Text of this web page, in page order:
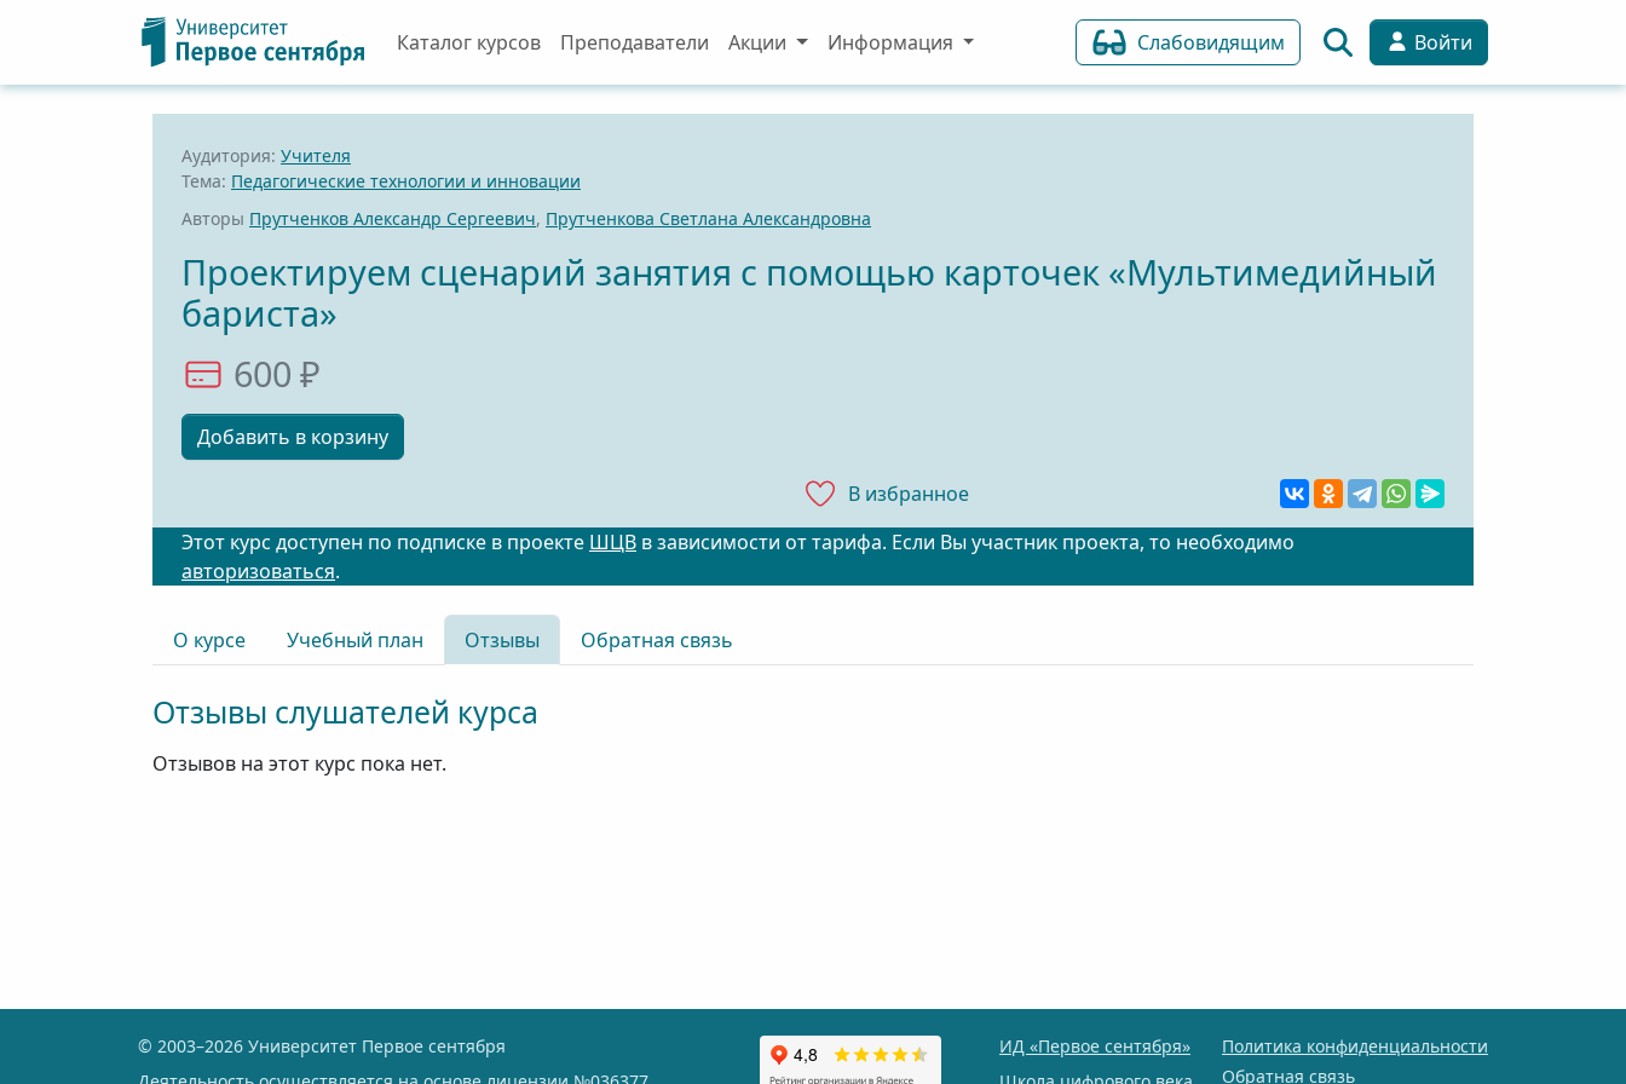
Каталог курсов Преподаватели Акции Информация Слабовидящим Войти
Аудитория: Учителя
Тема: Педагогические технологии и инновации
Авторы Прутченков Александр Сергеевич, Прутченкова Светлана Александровна
Проектируем сценарий занятия с помощью карточек «Мультимедийный
бариста»
600 ₽
Добавить в корзину
В избранноe
Этот курс доступен по подписке в проекте ШЦВ в зависимости от тарифа. Если Вы участник проекта, то необходимо
авторизоваться.
О курсе Учебный план Отзывы Обратная связь
Отзывы слушателей курса
Отзывов на этот курс пока нет.
© 2003–2026 Университет Первое сентября
ИД «Первое сентября»
Политика конфиденциальности
Обратная связь